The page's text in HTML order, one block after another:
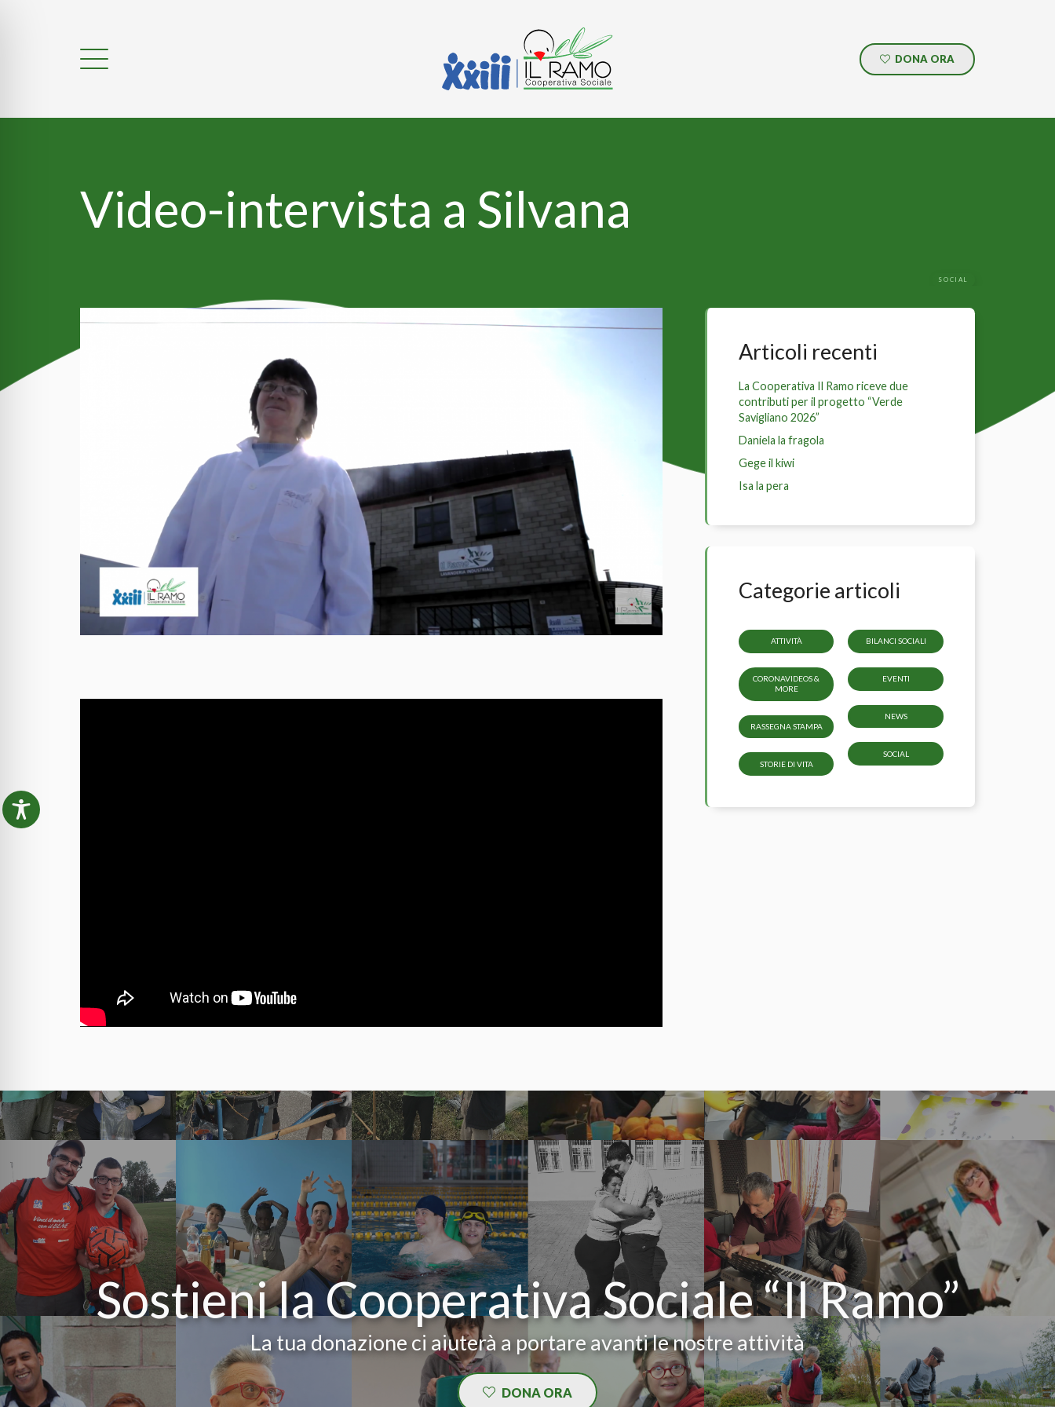
DONA ORA
Video-intervista a Silvana
SOCIAL
Articoli recenti
La Cooperativa Il Ramo riceve due
contributi per il progetto “Verde
Savigliano 2026”
Daniela la fragola
Gege il kiwi
Isa la pera
Categorie articoli
ATTIVITÀ BILANCI SOCIALI
CORONAVIDEOS &
MORE
EVENTI
NEWS
RASSEGNA STAMPA
SOCIAL
STORIE DI VITA
Sostieni la Cooperativa Sociale “Il Ramo”
La tua donazione ci aiuterà a portare avanti le nostre attività
DONA ORA